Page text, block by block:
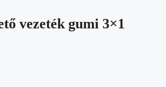
vezeték gumi 3×1